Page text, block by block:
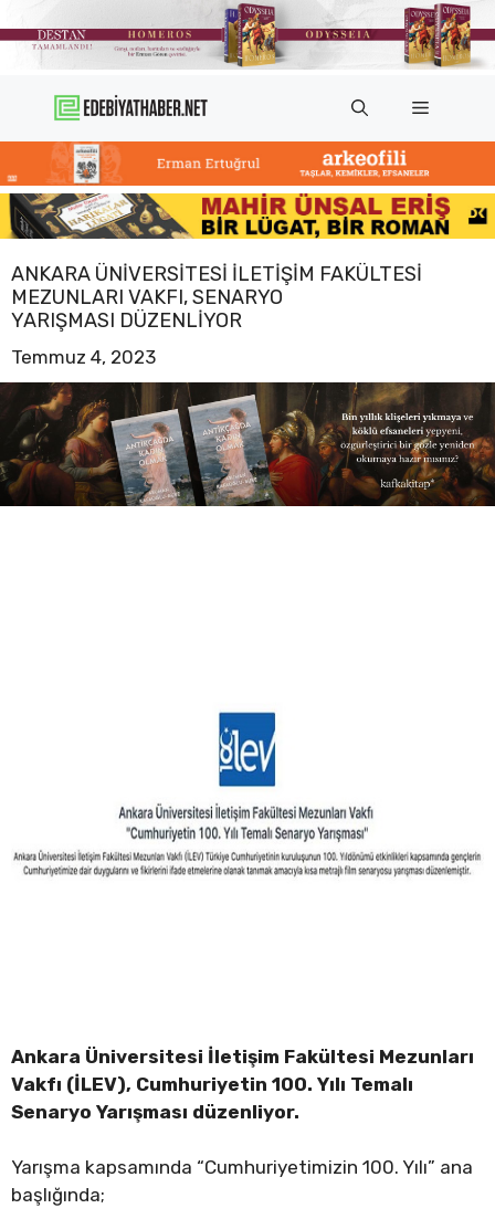
atla
Menü
ANKARA ÜNIVERSITESI İLETIŞIM FAKÜLTESI
MEZUNLARI VAKFI, SENARYO
YARIŞMASI DÜZENLIYOR
Temmuz 4, 2023
Ankara Üniversitesi İletişim Fakültesi Mezunları
Vakfı (İLEV), Cumhuriyetin 100. Yılı Temalı
Senaryo Yarışması düzenliyor.
Yarışma kapsamında “Cumhuriyetimizin 100. Yılı” ana
başlığında;